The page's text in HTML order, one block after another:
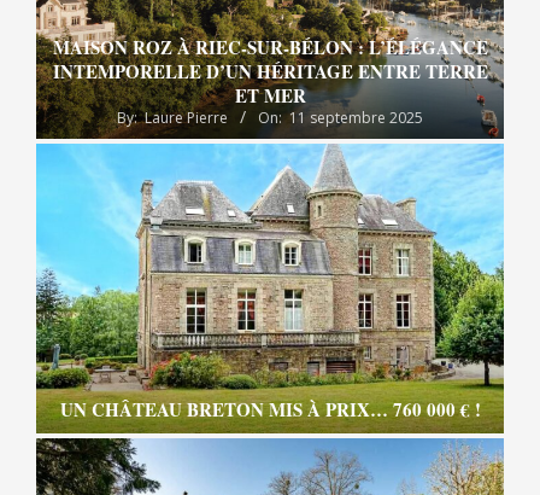
MAISON ROZ À RIEC-SUR-BÉLON : L’ÉLÉGANCE
INTEMPORELLE D’UN HÉRITAGE ENTRE TERRE
ET MER
By: Laure Pierre On: 11 septembre 2025
UN CHÂTEAU BRETON MIS À PRIX… 760 000 € !